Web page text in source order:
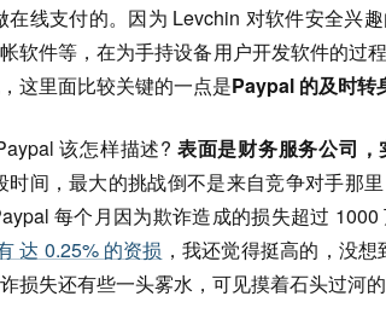
在线支付的。因为 Levchin 对软件安全兴
软件等，在为手持设备用户开发软件的过
这里面比较关键的一点是Paypal 的及时转
该怎样描述? 表面是财务服务公司，
时间，最大的挑战倒不是来自竞争对手那
每个月因为欺诈造成的损失超过
达 0.25% 的资损 ，我还觉得挺高的，没
损失还有些一头雾水，可见摸着石头过河的